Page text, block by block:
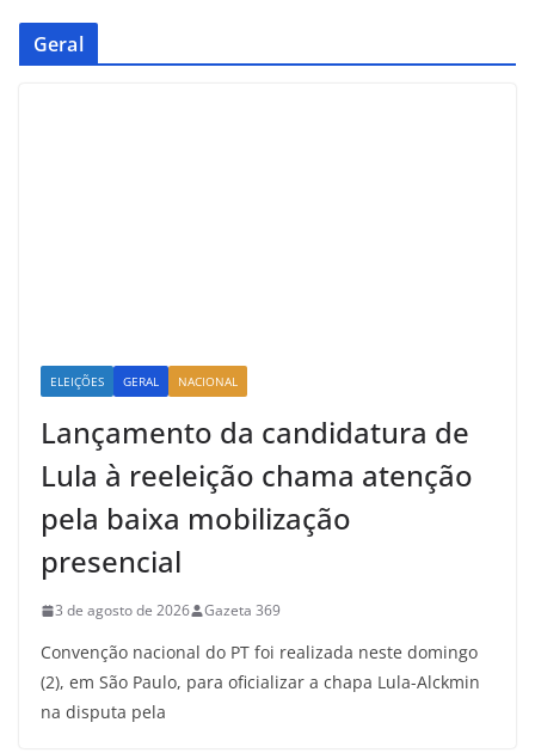
Geral
ELEIÇÕES GERAL NACIONAL
Lançamento da candidatura de
Lula à reeleição chama atenção
pela baixa mobilização
presencial
3 de agosto de 2026 Gazeta 369
Convenção nacional do PT foi realizada neste domingo
(2), em São Paulo, para oficializar a chapa Lula-Alckmin
na disputa pela